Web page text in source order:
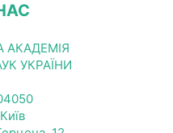
АКАДЕМІЯ
УКРАЇНИ